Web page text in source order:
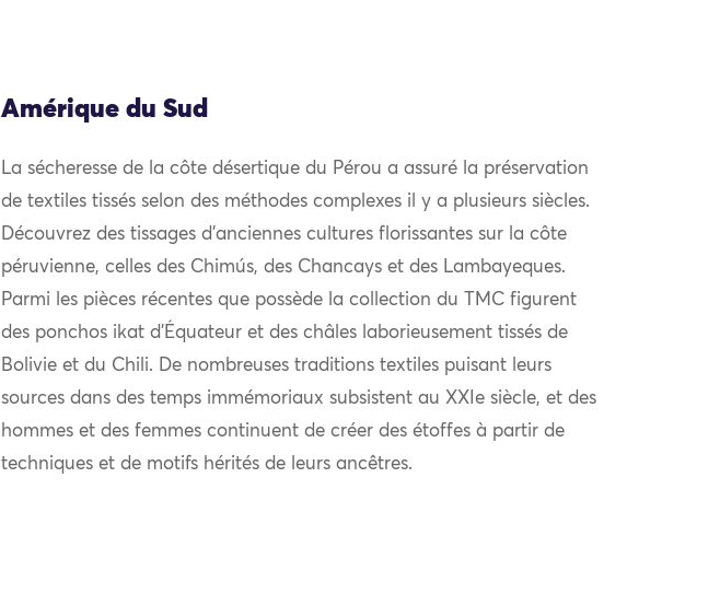
Amérique du Sud
La sécheresse de la côte désertique du Pérou a assuré la préservation
de textiles tissés selon des méthodes complexes il y a plusieurs siècles.
Découvrez des tissages d’anciennes cultures florissantes sur la côte
péruvienne, celles des Chimús, des Chancays et des Lambayeques.
Parmi les pièces récentes que possède la collection du TMC figurent
des ponchos ikat d’Équateur et des châles laborieusement tissés de
Bolivie et du Chili. De nombreuses traditions textiles puisant leurs
sources dans des temps immémoriaux subsistent au XXIe siècle, et des
hommes et des femmes continuent de créer des étoffes à partir de
techniques et de motifs hérités de leurs ancêtres.